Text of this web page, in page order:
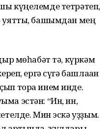
күңелемде тетрәтеп,
уятты, башымдан мең
мөһабәт тә, күркәм
ергә сүгә башлаған
тора инем инде.
эстән: “Ин, ин,
Мин эскә уҙҙым.